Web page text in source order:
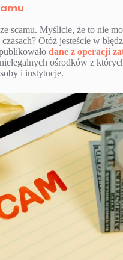
scamu. Myślicie, że to nie
Otóż jesteście w
dane z operacji
ośrodków z
i instytucje.